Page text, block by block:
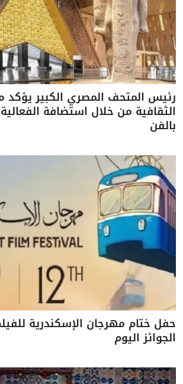
رئيس المتحف المصري الكبير يؤكد
الثقافية من خلال استضافة
بالفن
حفل ختام مهرجان الإسكندرية
الجوائز اليوم